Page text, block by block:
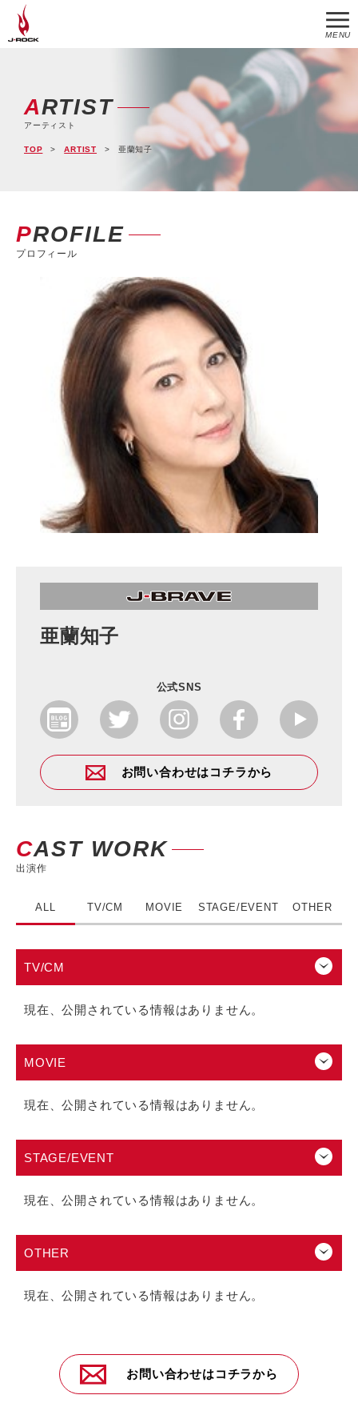
MENU
ARTIST
アーティスト
TOP ARTIST 亜蘭知子
PROFILE
プロフィール
亜蘭知子
公式SNS
お問い合わせはコチラから
CAST WORK
出演作
ALL TV/CM MOVIE STAGE/EVENT OTHER
TV/CM
現在、公開されている情報はありません。
MOVIE
現在、公開されている情報はありません。
STAGE/EVENT
現在、公開されている情報はありません。
OTHER
現在、公開されている情報はありません。
お問い合わせはコチラから